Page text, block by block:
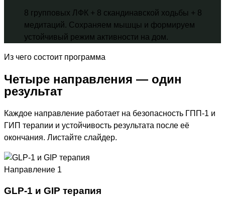
8 групповых ЛФК + 8 скандинавской ходьбы + 8
медитаций. Сохраняем мышцы и формируем
устойчивый режим активности на дом.
Из чего состоит программа
Четыре направления — один
результат
Каждое направление работает на безопасность ГПП-1 и
ГИП терапии и устойчивость результата после её
окончания. Листайте слайдер.
Направление 1
GLP-1 и GIP терапия